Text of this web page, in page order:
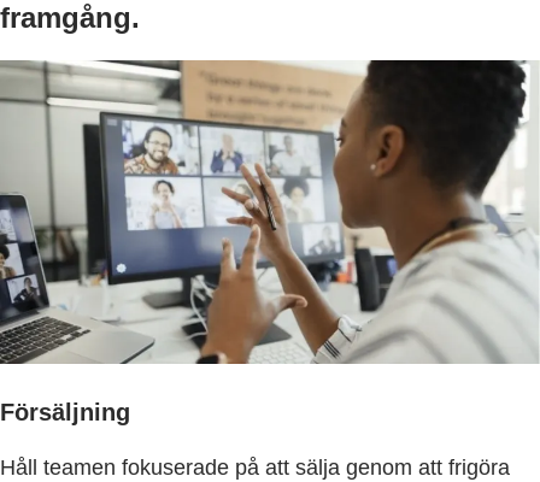
framgång.
Försäljning
Håll teamen fokuserade på att sälja genom att frigöra